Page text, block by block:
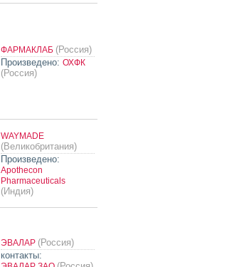
ФАРМАКЛАБ (Россия)
Произведено: ОХФК
(Россия)
WAYMADE
(Великобритания)
Произведено:
Apothecon
Pharmaceuticals
(Индия)
ЭВАЛАР (Россия)
контакты: